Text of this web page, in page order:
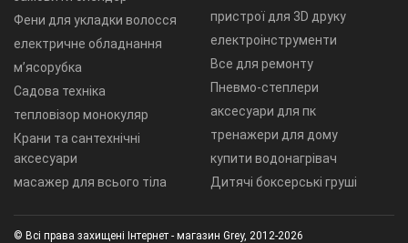
Фени для укладки волосся
електричне обладнання
м’ясорубка
Садова техніка
тепловізор монокуляр
Крани та сантехнічні
аксесуари
масажер для всього тіла
пристрої для 3D друку
електроінструменти
Все для ремонту
Пневмо-степлери
аксесуари для пк
тренажери для дому
купити водонагрівач
Дитячі боксерські груші
© Всі права захищені Інтернет - магазин Grey, 2012-2026